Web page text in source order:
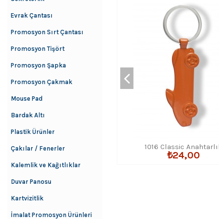
1016 Classic
₺24,00
Evrak Çantası
Promosyon Sırt Çantası
Promosyon Tişört
Promosyon Şapka
Promosyon Çakmak
Mouse Pad
Bardak Altı
Plastik Ürünler
Çakılar / Fenerler
Kalemlik ve Kağıtlıklar
Duvar Panosu
Kartvizitlik
İmalat Promosyon Ürünleri